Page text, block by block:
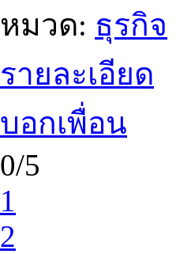
หมวด: ธุรกิจ
รายละเอียด
บอกเพื่อน
0/5
1
2